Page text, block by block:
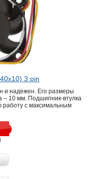
3 pin
и надежен. Его размеры
– 10 мм. Подшипник-втулка
работу с максимальным